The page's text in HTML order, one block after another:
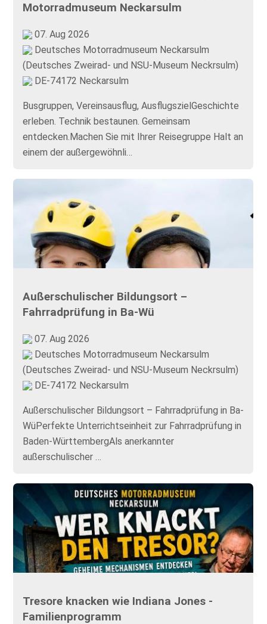
Motorradmuseum Neckarsulm
07. Aug 2026
Deutsches Motorradmuseum Neckarsulm
(Deutsches Zweirad- und NSU-Museum Neckrsulm)
DE-74172 Neckarsulm
Busgruppen, Vereinsausflug, AusflugszielGeschichte
erleben. Technik bestaunen. Gemeinsam
entdecken.Machen Sie mit Ihrer Reisegruppe Halt an
einem der außergewöhnli…
Außerschulischer Bildungsort –
Fahrradprüfung in Ba-Wü
07. Aug 2026
Deutsches Motorradmuseum Neckarsulm
(Deutsches Zweirad- und NSU-Museum Neckrsulm)
DE-74172 Neckarsulm
Außerschulischer Bildungsort – Fahrradprüfung in Ba-
WüPerfekte Unterrichtseinheit zur Fahrradprüfung in
Baden-WürttembergAls anerkannter
außerschulischer …
Tresore knacken wie Indiana Jones -
Familienprogramm